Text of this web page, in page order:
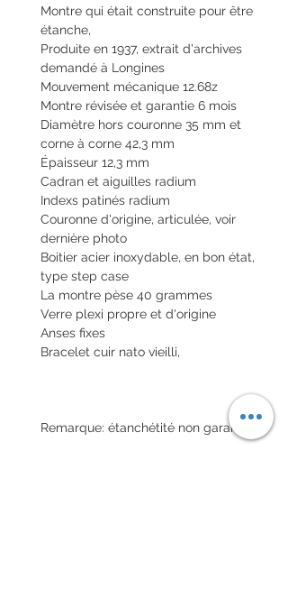
Montre qui était construite pour être
étanche,
Produite en 1937, extrait d'archives
demandé à Longines
Mouvement mécanique 12.68z
Montre révisée et garantie 6 mois
Diamètre hors couronne 35 mm et
corne à corne 42,3 mm
Épaisseur 12,3 mm
Cadran et aiguilles radium
Indexs patinés radium
Couronne d'origine, articulée, voir
dernière photo
Boitier acier inoxydable, en bon état,
type step case
La montre pèse 40 grammes
Verre plexi propre et d'origine
Anses fixes
Bracelet cuir nato vieilli,
Remarque: étanchétité non garantie